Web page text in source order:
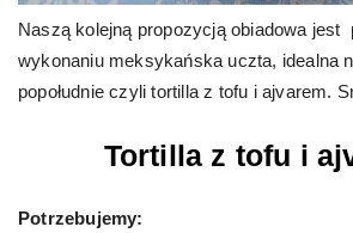
Naszą kolejną propozycją obiadowa jest
wykonaniu meksykańska uczta, idealna
popołudnie czyli tortilla z tofu i ajvarem.
Tortilla z tofu i
Potrzebujemy: